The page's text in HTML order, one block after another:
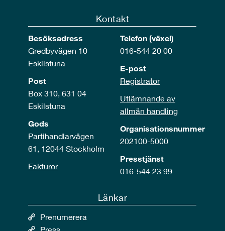
Kontakt
Besöksadress
Gredbyvägen 10
Eskilstuna
Post
Box 310, 631 04
Eskilstuna
Gods
Partihandlarvägen
61, 12044 Stockholm
Fakturor
Telefon (växel)
016-544 20 00
E-post
Registrator
Utlämnande av
allmän handling
Organisationsnummer
202100-5000
Presstjänst
016-544 23 99
Länkar
Prenumerera